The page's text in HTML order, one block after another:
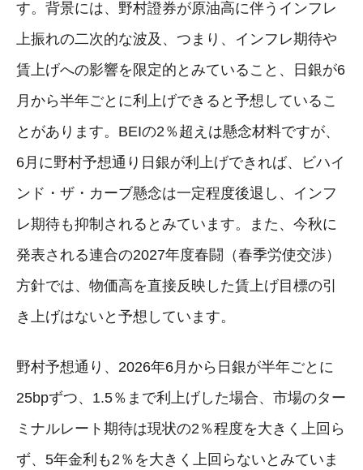
す。背景には、野村證券が原油高に伴うインフレ
上振れの二次的な波及、つまり、インフレ期待や
賃上げへの影響を限定的とみていること、日銀が6
月から半年ごとに利上げできると予想しているこ
とがあります。BEIの2％超えは懸念材料ですが、
6月に野村予想通り日銀が利上げできれば、ビハイ
ンド・ザ・カーブ懸念は一定程度後退し、インフ
レ期待も抑制されるとみています。また、今秋に
発表される連合の2027年度春闘（春季労使交渉）
方針では、物価高を直接反映した賃上げ目標の引
き上げはないと予想しています。
野村予想通り、2026年6月から日銀が半年ごとに
25bpずつ、1.5％まで利上げした場合、市場のター
ミナルレート期待は現状の2％程度を大きく上回ら
ず、5年金利も2％を大きく上回らないとみていま